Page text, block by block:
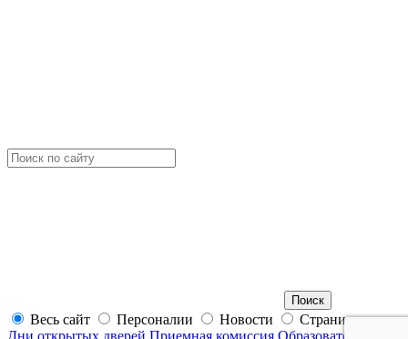
Весь сайт Персоналии Новости
Страницы
Дни открытых дверей Приемная комиссия Образовательные